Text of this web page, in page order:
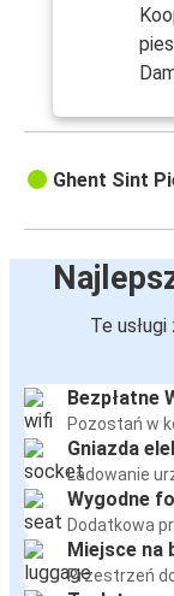
Ghent Sint
Te
Bezpłatne
Pozostań w
Gniazda
Ładowanie
Wygodne
Dodatkowa
Miejsce na
Przestrzeń